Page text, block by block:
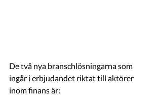
De två nya branschlösningarna som
ingår i erbjudandet riktat till aktörer
inom finans är: